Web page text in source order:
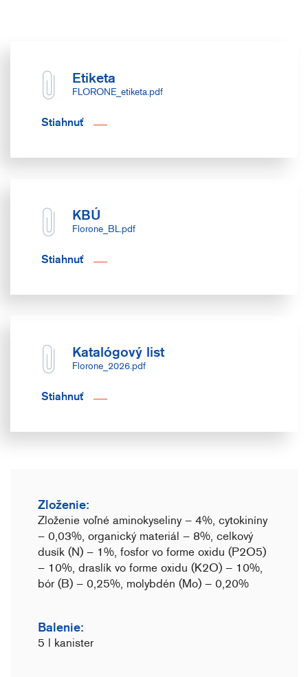
Etiketa
FLORONE_etiketa.pdf
Stiahnuť
KBÚ
Florone_BL.pdf
Stiahnuť
Katalógový list
Florone_2026.pdf
Stiahnuť
Zloženie:
Zloženie voľné aminokyseliny – 4%, cytokiníny
– 0,03%, organický materiál – 8%, celkový
dusík (N) – 1%, fosfor vo forme oxidu (P2O5)
– 10%, draslík vo forme oxidu (K2O) – 10%,
bór (B) – 0,25%, molybdén (Mo) – 0,20%
Balenie:
5 l kanister